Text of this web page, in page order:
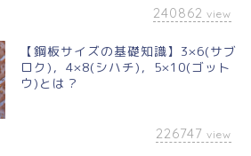
240862 view
【鋼板サイズの基礎知識】3×6(サブ
ロク)，4×8(シハチ)，5×10(ゴット
ウ)とは？
226747 view